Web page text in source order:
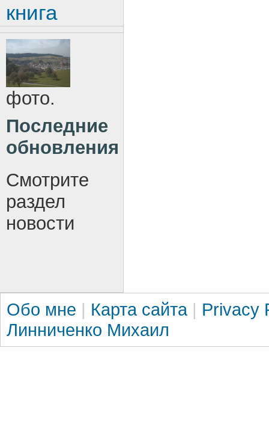
книга
фото.
Последние
обновления
Смотрите
раздел
новости
Обо мне | Карта сайта | Privacy
Линниченко Михаил